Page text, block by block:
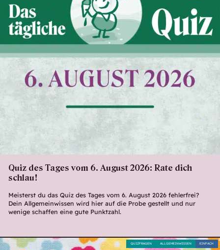
Quiz des Tages vom 6. August 2026: Rate dich
schlau!
Meisterst du das Quiz des Tages vom 6. August 2026 fehlerfrei?
Dein Allgemeinwissen wird hier auf die Probe gestellt und nur
wenige schaffen eine gute Punktzahl.
EINFACH
ALLGEMEINWISSEN
QUIZFRAGEN